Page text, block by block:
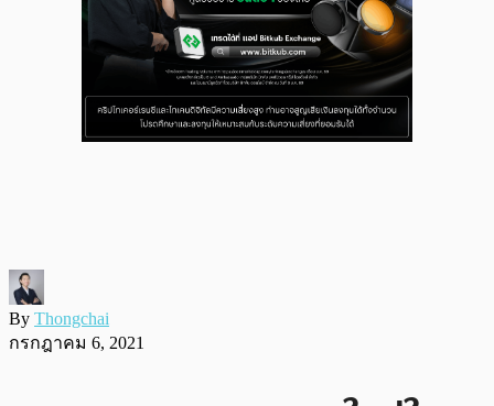
By Thongchai
กรกฎาคม 6, 2021